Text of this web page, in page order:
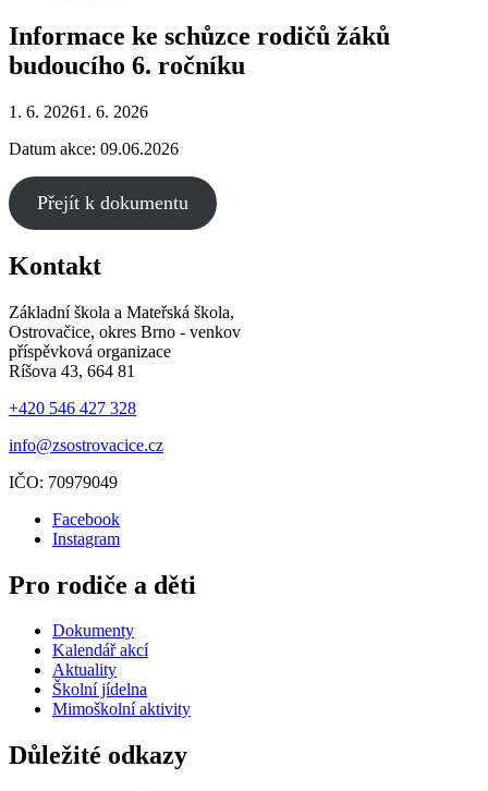
Informace ke schůzce rodičů žáků
budoucího 6. ročníku
1. 6. 20261. 6. 2026
Datum akce: 09.06.2026
Přejít k dokumentu
Kontakt
Základní škola a Mateřská škola,
Ostrovačice, okres Brno - venkov
příspěvková organizace
Ríšova 43, 664 81
+420 546 427 328
info@zsostrovacice.cz
IČO: 70979049
Facebook
Instagram
Pro rodiče a děti
Dokumenty
Kalendář akcí
Aktuality
Školní jídelna
Mimoškolní aktivity
Důležité odkazy